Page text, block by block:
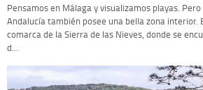
Pensamos en Málaga y visualizamos playas.
Andalucía también posee una bella zona interior.
comarca de la Sierra de las Nieves, donde se
d...